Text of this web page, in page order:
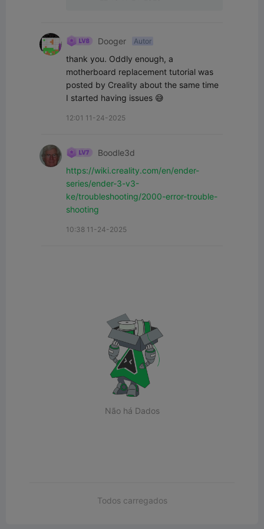
Dooger Autor
thank you. Oddly enough, a
motherboard replacement tutorial was
posted by Creality about the same time
I started having issues 😅
12:01 11-24-2025
Boodle3d
https://wiki.creality.com/en/ender-
series/ender-3-v3-
ke/troubleshooting/2000-error-trouble-
shooting
10:38 11-24-2025
Não há Dados
Todos carregados